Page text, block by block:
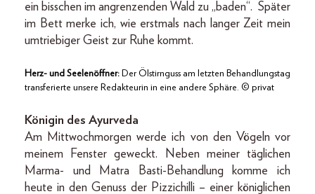
ein bisschen im angrenzenden Wald zu „baden“. Später
im Bett merke ich, wie erstmals nach langer Zeit mein
umtriebiger Geist zur Ruhe kommt.
Herz- und Seelenöffner: Der Ölstirnguss am letzten Behandlungstag
transferierte unsere Redakteurin in eine andere Sphäre. © privat
Königin des Ayurveda
Am Mittwochmorgen werde ich von den Vögeln vor
meinem Fenster geweckt. Neben meiner täglichen
Marma- und Matra Basti-Behandlung komme ich
heute in den Genuss der Pizzichilli – einer königlichen